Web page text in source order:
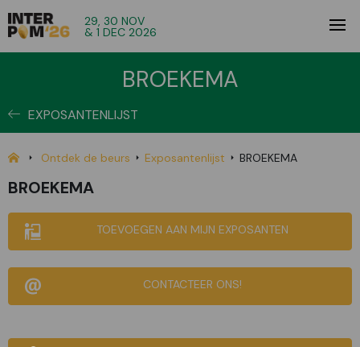
29, 30 NOV
& 1 DEC 2026
BROEKEMA
EXPOSANTENLIJST
Ontdek de beurs Exposantenlijst BROEKEMA
BROEKEMA
TOEVOEGEN AAN MIJN EXPOSANTEN
CONTACTEER ONS!